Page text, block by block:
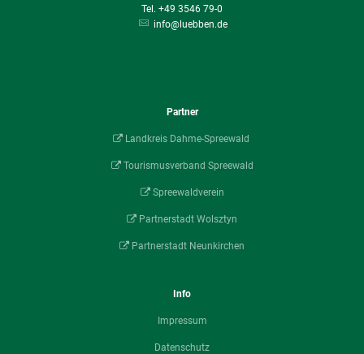
+49 3546 79-0
info@luebben.de
Partner
Landkreis Dahme-Spreewald
Tourismusverband Spreewald
Spreewaldverein
Partnerstadt Wolsztyn
Partnerstadt Neunkirchen
Info
Impressum
Datenschutz